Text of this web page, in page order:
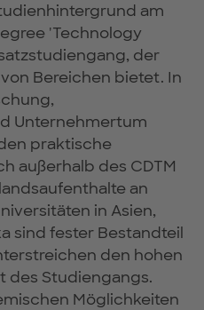
am
'Technology
der
Bereichen bietet. In
Unternehmertum
praktische
außerhalb des CDTM
an
in Asien,
sind fester Bestandteil
den hohen
des Studiengangs.
Möglichkeiten